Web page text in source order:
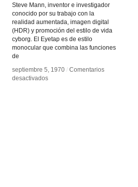
Steve Mann, inventor e investigador
conocido por su trabajo con la
realidad aumentada, imagen digital
(HDR) y promoción del estilo de vida
cyborg. El Eyetap es de estilo
monocular que combina las funciones
de
septiembre 5, 1970 / Comentarios
desactivadosen
septiembre 5, 1970 / Comentarios
desactivadosen